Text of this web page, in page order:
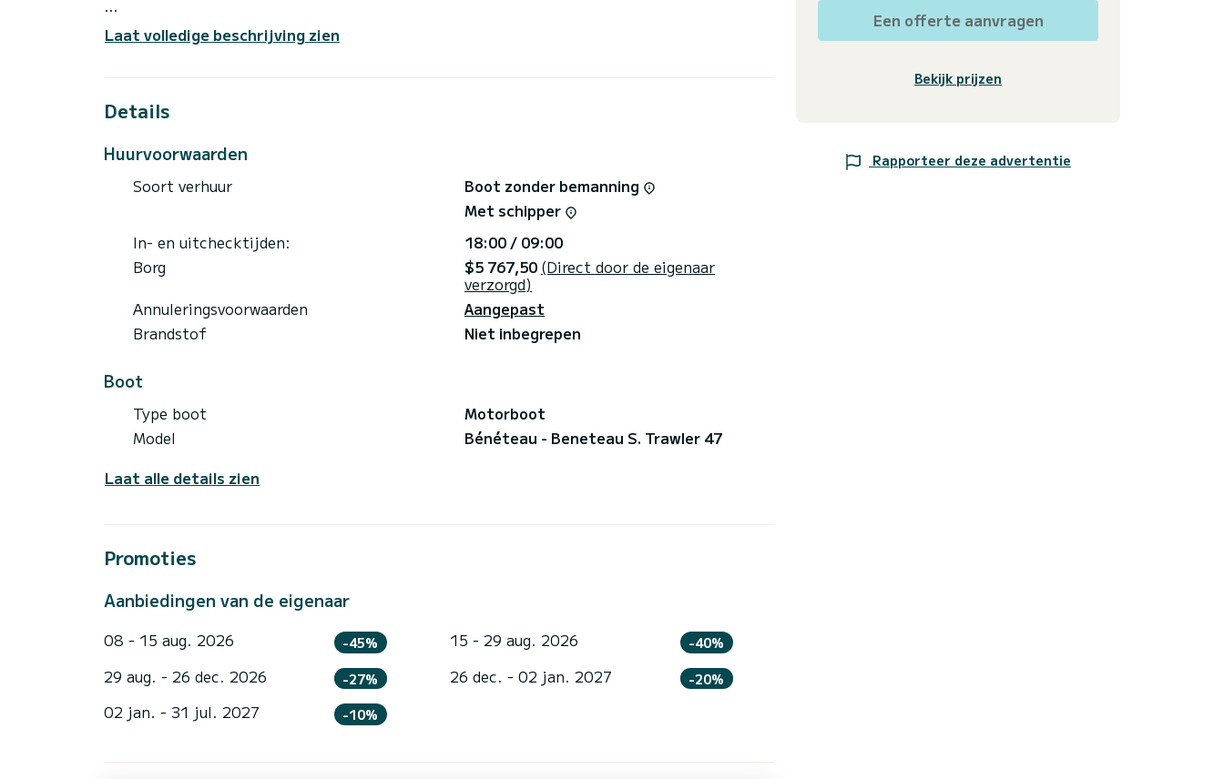
totale lengte van 15 meter is dit uw beste bondgenoot om een uitzonderlijke vakantie op
internet, Dekdouche, A/C.
Wij nodigen u uit om rechtstreeks via het platform een offerte aan te vragen, wij nemen
Laat volledige beschrijving zien
Details
Huurvoorwaarden
Soort verhuur
Boot zonder bemanning
Met schipper
In- en uitchecktijden:
18:00 / 09:00
Borg
$5 767,50 (Direct door de eigenaar
verzorgd)
Annuleringsvoorwaarden
Aangepast
Brandstof
Niet inbegrepen
Boot
Type boot
Motorboot
Model
Bénéteau - Beneteau S. Trawler 47
Laat alle details zien
Promoties
Aanbiedingen van de eigenaar
08 - 15 aug. 2026 -45% 15 - 29 aug. 2026 -40%
29 aug. - 26 dec. 2026 -27% 26 dec. - 02 jan. 2027 -20%
02 jan. - 31 jul. 2027 -10%
Een offerte aanvragen
Bekijk prijzen
Rapporteer deze advertentie